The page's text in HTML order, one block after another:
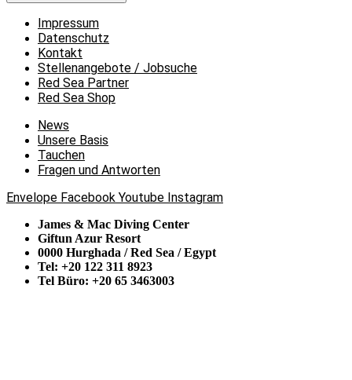
Impressum
Datenschutz
Kontakt
Stellenangebote / Jobsuche
Red Sea Partner
Red Sea Shop
News
Unsere Basis
Tauchen
Fragen und Antworten
Envelope Facebook Youtube Instagram
James & Mac Diving Center
Giftun Azur Resort
0000 Hurghada / Red Sea / Egypt
Tel: +20 122 311 8923
Tel Büro: +20 65 3463003